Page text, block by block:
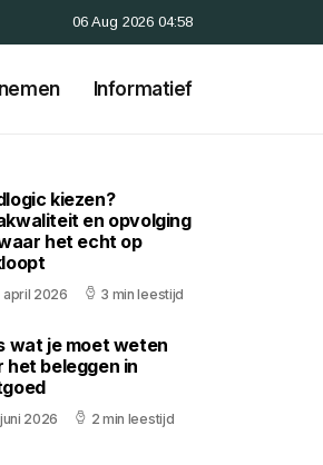
06 Aug 2026 04:58
Informatief
kiezen?
en opvolging
het echt op
april 2026 3 min leestijd
wat je moet weten
het beleggen in
2026 2 min leestijd